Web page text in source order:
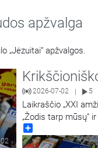
apžvalga
„Jėzuitai“ apžvalgos.
2026-07-02 5
Laikraščio „XXI
„Žodis tarp mūsų“